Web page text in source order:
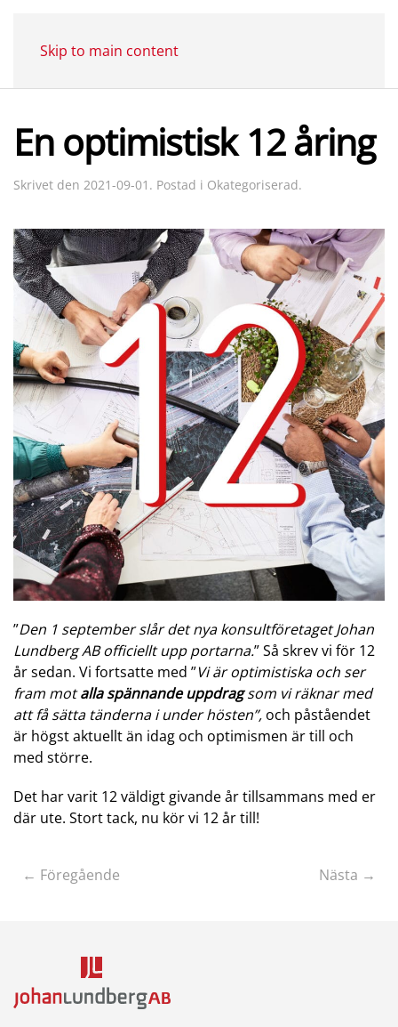
Skip to main content
En optimistisk 12 åring
Skrivet den 2021-09-01 . Postad i Okategoriserad.
”Den 1 september slår det nya konsultföretaget Johan
Lundberg AB officiellt upp portarna.” Så skrev vi för 12
år sedan. Vi fortsatte med ”Vi är optimistiska och ser
fram motalla spännande uppdragsom vi räknar med
att få sätta tänderna i under hösten”, och påståendet
är högst aktuellt än idag och optimismen är till och
med större.
Det har varit 12 väldigt givande år tillsammans med er
där ute. Stort tack, nu kör vi 12 år till!
← Föregående Nästa →